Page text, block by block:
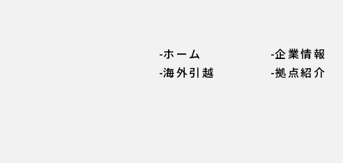
ホーム 企業情報
海外引越
拠点紹介